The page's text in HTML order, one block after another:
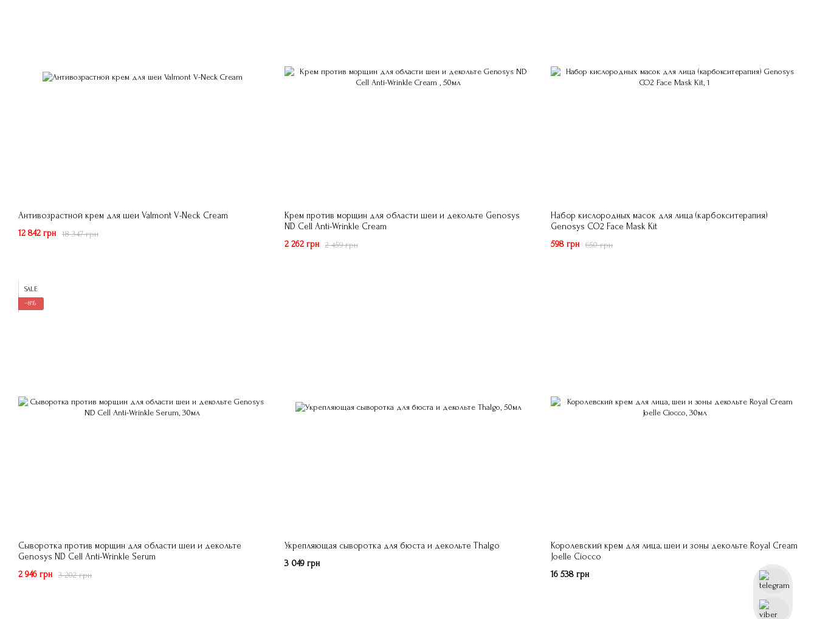
Антивозрастной крем для шеи Valmont V-Neck Cream
18 347 грн
12 842 грн
Крем против морщин для области шеи и декольте Genosys
ND Cell Anti-Wrinkle Cream
2 459 грн
2 262 грн
Набор кислородных масок для лица (карбокситерапия)
Genosys CO2 Face Mask Kit
650 грн
598 грн
SALE
−8%
Сыворотка против морщин для области шеи и декольте
Genosys ND Cell Anti-Wrinkle Serum
3 202 грн
2 946 грн
Укрепляющая сыворотка для бюста и декольте Thalgo
3 049 грн
Королевский крем для лица, шеи и зоны декольте Royal Cream
Joеlle Ciocco
16 538 грн